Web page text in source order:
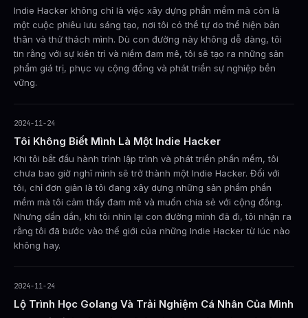
Indie Hacker không chỉ là việc xây dựng phần mềm mà còn là
một cuộc phiêu lưu sáng tạo, nơi tôi có thể tự do thể hiện bản
thân và thử thách mình. Dù con đường này không dễ dàng, tôi
tin rằng với sự kiên trì và niềm đam mê, tôi sẽ tạo ra những sản
phẩm giá trị, phục vụ cộng đồng và phát triển sự nghiệp bền
vững.
2024-11-24
Tôi Không Biết Mình Là Một Indie Hacker
Khi tôi bắt đầu hành trình lập trình và phát triển phần mềm, tôi
chưa bao giờ nghĩ mình sẽ trở thành một Indie Hacker. Đối với
tôi, chỉ đơn giản là tôi đang xây dựng những sản phẩm phần
mềm mà tôi cảm thấy đam mê và muốn chia sẻ với cộng đồng.
Nhưng dần dần, khi tôi nhìn lại con đường mình đã đi, tôi nhận ra
rằng tôi đã bước vào thế giới của những Indie Hacker từ lúc nào
không hay.
2024-11-24
Lộ Trình Học Golang Và Trải Nghiệm Cá Nhân Của Mình